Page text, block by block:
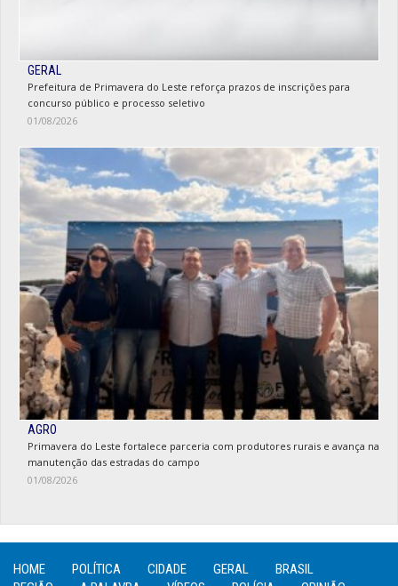
GERAL
Prefeitura de Primavera do Leste reforça prazos de inscrições para
concurso público e processo seletivo
01/08/2026
AGRO
Primavera do Leste fortalece parceria com produtores rurais e avança na
manutenção das estradas do campo
01/08/2026
HOME POLÍTICA CIDADE GERAL
BRASIL